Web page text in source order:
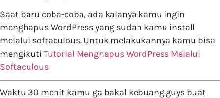
Saat baru coba-coba, ada kalanya kamu ingin
menghapus WordPress yang sudah kamu install
melalui softaculous. Untuk melakukannya kamu bisa
mengikuti Tutorial Menghapus WordPress Melalui
Softaculous
Waktu 30 menit kamu ga bakal kebuang guys buat